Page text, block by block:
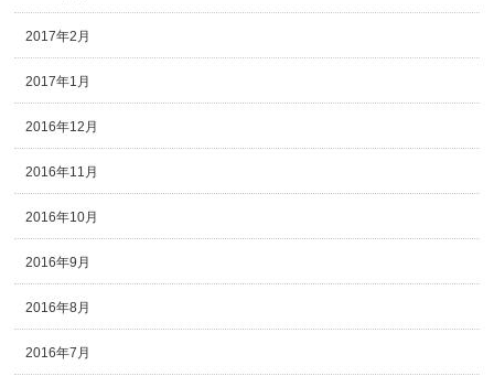
2017年2月
2017年1月
2016年12月
2016年11月
2016年10月
2016年9月
2016年8月
2016年7月